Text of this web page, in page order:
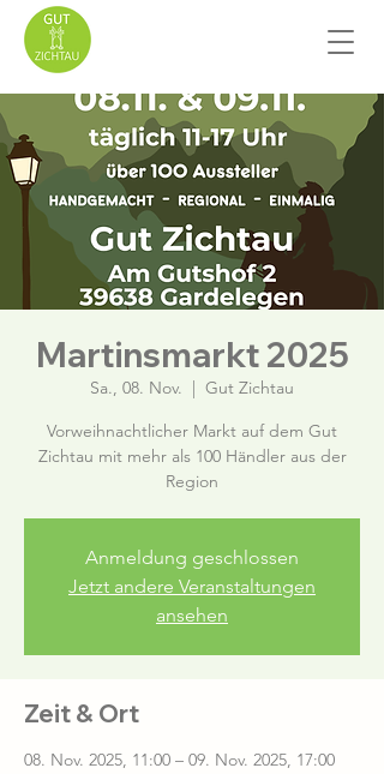
Martinsmarkt 2025
Sa., 08. Nov.
  |
Gut Zichtau
Vorweihnachtlicher Markt auf dem Gut
Zichtau mit mehr als 100 Händler aus der
Region
Anmeldung geschlossen
Jetzt andere Veranstaltungen
ansehen
Zeit & Ort
08. Nov. 2025, 11:00 – 09. Nov. 2025, 17:00